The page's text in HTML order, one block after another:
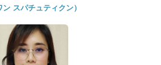
ン スパチュティクン）